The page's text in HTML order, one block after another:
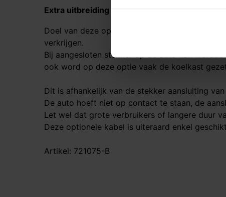
Extra uitbreiding permanente of constante
Doel van deze optie is om via de 13 polige
verkrijgen.
Bij aangesloten stekker op de auto kan
ook word op deze optie vaak de koelkast
Dit is afhankelijk van de stekker aansluiting
De auto hoeft niet op contact te staan, de
Let wel dat grote verbruikers of langere duur
Deze optionele kabel is uiteraard enkel
Artikel: 721075-B